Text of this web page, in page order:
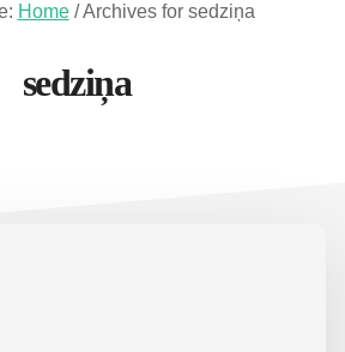
Home /Archives for sedziņa
sedziņa